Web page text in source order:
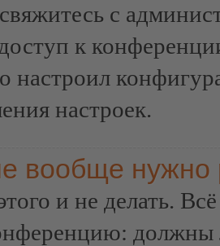
с
к
настроил
настроек.
вообще нужно
и не делать.
должны